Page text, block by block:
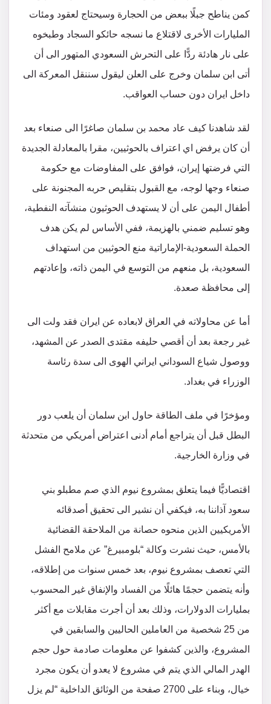
كمن يناطح جبلًا ببعض من الحجارة وسيحتاج لعقود ومئات
المليارات الأخرى لاقتلاع ما نسجه حائكو السجاد وطبخوه
على نار هادئة ردًّا على التحرش السعودي المتهور الى أن
أتى ابن سلمان وخرج على العلن ليقول سننقل المعركة الى
داخل ايران دون حساب العواقب.
لقد شاهدنا كيف عاد محمد بن سلمان صاغرًا الى صنعاء بعد
أن كان يرفض اي اعتراف بالحوثيين، مقرا بالمعادلة الجديدة
التي فرضتها إيران، فوافق على المفاوضات مع حكومة
صنعاء وجها لوجه، مع القبول بتقليص حربه المجنونة على
أطفال اليمن على أن لا يستهدف الحوثيون منشآته النفطية،
وهو تسليم ضمني بالهزيمة، ففي الأساس لم يكن هدف
الحملة السعودية-الإماراتية منع الحوثيين من استهداف
السعودية، بل منعهم من التوسع في اليمن ذاته، وإعادتهم
إلى محافظة صعدة.
أما عن محاولاته في العراق لابعاده عن ايران فقد ولت الى
غير رجعة بعد أن أقصي حليفه مقتدى الصدر عن المشهد،
ووصول شياع السوداني ايراني الهوى الى سدة رئاسة
الوزراء في بغداد.
ومؤخرًا في ملف الطاقة حاول ابن سلمان أن يلعب دور
البطل قبل أن يتراجع أمام أدنى اعتراض أمريكي من متحدثة
في وزارة الخارجية.
اقتصاديًّا فيما يتعلق بمشروع نيوم الذي صم مطبلو بني
سعود آذاننا به، فيكفي أن نشير الى تحقيق أصدقائه
الأمريكيين الذين منحوه حصانة من الملاحقة القضائية
بالأمس، حيث نشرت وكالة “بلومبيرغ” عن ملامح الفشل
التي تعصف بمشروع نيوم، بعد خمس سنوات من إطلاقه،
وأنه يتضمن حجمًا هائلًا من الفساد والإنفاق غير المحسوب
بمليارات الدولارات، وذلك بعد أن أجرت مقابلات مع أكثر
من 25 شخصية من العاملين الحاليين والسابقين في
المشروع، والذين كشفوا عن معلومات صادمة حول حجم
الهدر المالي الذي يتم في مشروع لا يعدو أن يكون مجرد
خيال، وبناء على 2700 صفحة من الوثائق الداخلية “لم يزل